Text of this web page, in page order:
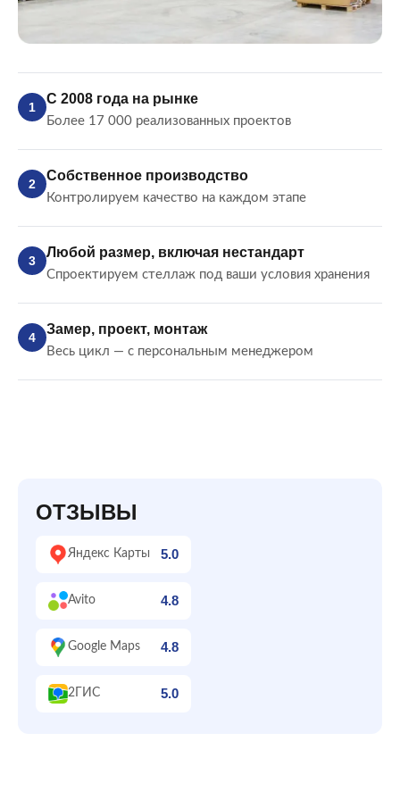
1
С 2008 года на рынке
Более 17 000 реализованных проектов
2
Собственное производство
Контролируем качество на каждом этапе
3
Любой размер, включая нестандарт
Спроектируем стеллаж под ваши условия хранения
4
Замер, проект, монтаж
Весь цикл — с персональным менеджером
ОТЗЫВЫ
Яндекс Карты 5.0
Avito 4.8
Google Maps 4.8
2ГИС 5.0